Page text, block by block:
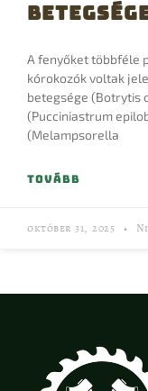
A fenyőket többféle
kórokozók voltak
betegsége (Botrytis
(Pucciniastrum
(Melampsorella
TOVÁBB
október 31, 2025